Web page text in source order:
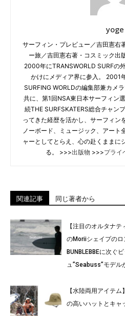
yoge
サーフィン・プレビュー／吉田憲右
ー旅／吉田憲右著・コスミック出
2000年にTRANSWORLD SURFの
かけにメディア界に参入。 2001
SURFING WORLDの編集部兼カメ
共に、第1回NSA東日本サーフィン
続THE SURFSKATERS総合チャン
ってきた経歴を活かし、サーフィン
ノーボード、ミュージック、アート
ャーとしてとらえ、心の赴くままに
る。 >>>出版物 >>>プライ
関連記事 同じ著者から
【注目のオルタナ
のMoriiシェイプのロ
BUNBLEBBEに次ぐ
ュ”Seabuss”モデル
【水陸両用アイテ
の高いハットとキャ